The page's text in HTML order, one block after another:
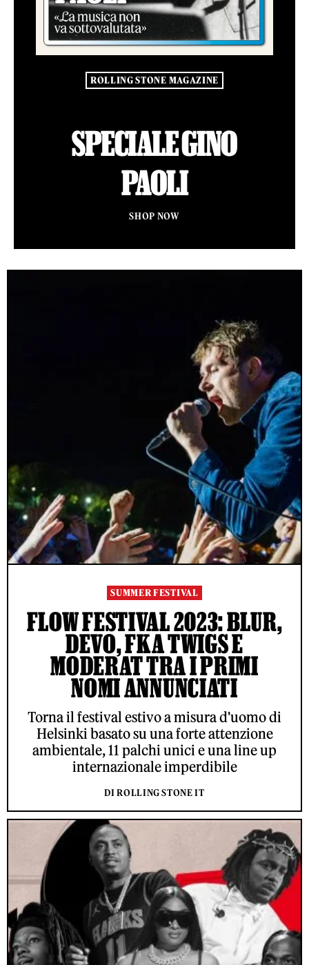
ROLLING STONE MAGAZINE
SPECIALE GINO
PAOLI
SHOP NOW
SUMMER FESTIVAL
FLOW FESTIVAL 2023: BLUR,
DEVO, FKA TWIGS E
MODERAT TRA I PRIMI
NOMI ANNUNCIATI
Torna il festival estivo a misura d'uomo di
Helsinki basato su una forte attenzione
ambientale, 11 palchi unici e una line up
internazionale imperdibile
DI ROLLING STONE IT